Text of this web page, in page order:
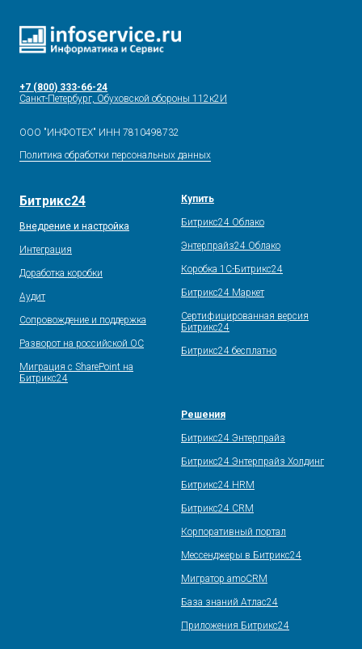
+7 (800) 333-66-24
Санкт-Петербург, Обуховской обороны 112к2И
ООО "ИНФОТЕХ" ИНН 7810498732
Политика обработки персональных данных
Битрикс24
Внедрение и настройка
Интеграция
Доработка коробки
Аудит
Сопровождение и поддержка
Разворот на российской ОС
Миграция с SharePoint на
Битрикс24
Купить
Битрикс24 Облако
Энтерпрайз24 Облако
Коробка 1С-Битрикс24
Битрикс24 Маркет
Сертифицированная версия
Битрикс24
Битрикс24 бесплатно
Решения
Битрикс24 Энтерпрайз
Битрикс24 Энтерпрайз Холдинг
Битрикс24 HRM
Битрикс24 CRM
Корпоративный портал
Мессенджеры в Битрикс24
Мигратор amoCRM
База знаний Атлас24
Приложения Битрикс24